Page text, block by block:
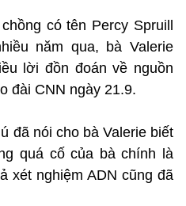
có tên Percy Spruill
năm qua, bà Valerie
lời đồn đoán về nguồn
đài CNN ngày 21.9.
đã nói cho bà Valerie biết
quá cố của bà chính là
xét nghiệm ADN cũng đã